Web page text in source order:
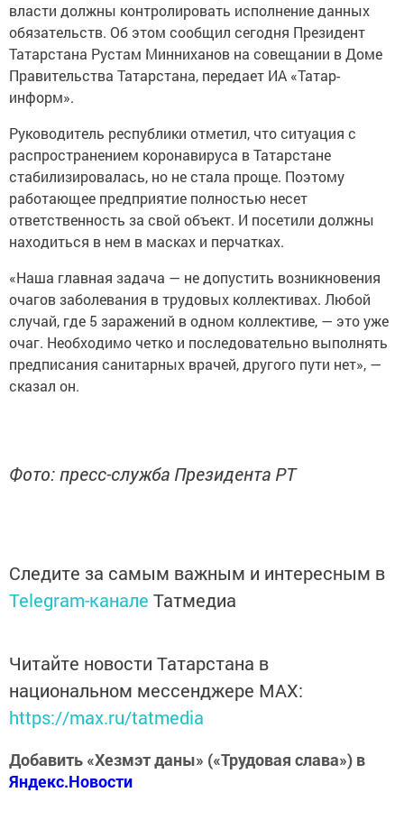
власти должны контролировать исполнение данных
обязательств. Об этом сообщил сегодня Президент
Татарстана Рустам Минниханов на совещании в Доме
Правительства Татарстана, передает ИА «Татар-
информ».
Руководитель республики отметил, что ситуация с
распространением коронавируса в Татарстане
стабилизировалась, но не стала проще. Поэтому
работающее предприятие полностью несет
ответственность за свой объект. И посетили должны
находиться в нем в масках и перчатках.
«Наша главная задача — не допустить возникновения
очагов заболевания в трудовых коллективах. Любой
случай, где 5 заражений в одном коллективе, — это уже
очаг. Необходимо четко и последовательно выполнять
предписания санитарных врачей, другого пути нет», —
сказал он.
Фото: пресс-служба Президента РТ
Следите за самым важным и интересным в
Telegram-канале Татмедиа
Читайте новости Татарстана в
национальном мессенджере MАХ:
https://max.ru/tatmedia
Добавить «Хезмэт даны» («Трудовая слава») в
Яндекс.Новости